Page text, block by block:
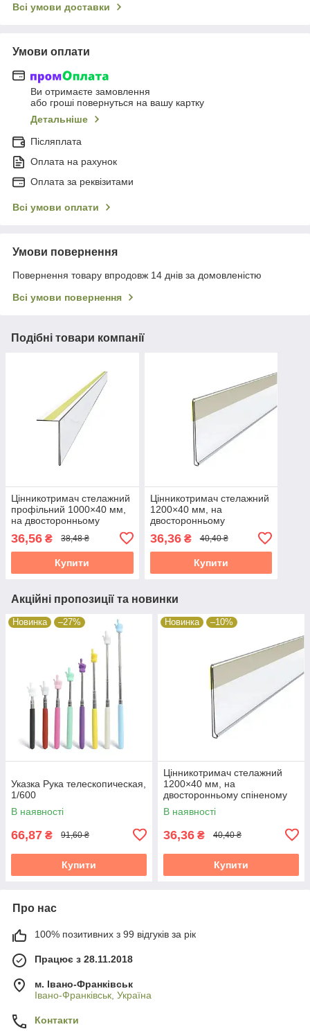
Всі умови доставки
Умови оплати
Ви отримаєте замовлення
або гроші повернуться на вашу картку
Детальніше
Післяплата
Оплата на рахунок
Оплата за реквізитами
Всі умови оплати
Умови повернення
Повернення товару впродовж 14 днів за домовленістю
Всі умови повернення
Подібні товари компанії
Цінникотримач стелажний
профільний 1000×40 мм,
на двосторонньому
36,56 ₴ 38,48 ₴
Купити
Цінникотримач стелажний
1200×40 мм, на
двосторонньому
36,36₴ 40,40 ₴
Купити
Акційні пропозиції та новинки
Новинка –27%
Указка Рука телескопическая,
1/600
В наявності
66,87 ₴ 91,60 ₴
Купити
Новинка –10%
Цінникотримач стелажний
1200×40 мм, на
двосторонньому спіненому
скотчі
В наявності
36,36 ₴ 40,40 ₴
Купити
Про нас
100% позитивних з 99 відгуків за рік
Працює з 28.11.2018
м. Івано-Франківськ
Івано-Франківськ, Україна
Контакти